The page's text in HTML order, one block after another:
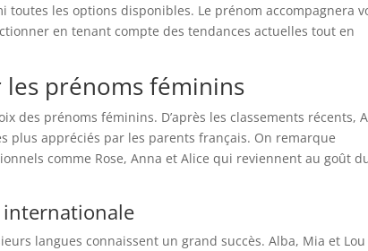
les options disponibles. Le prénom accompagnera
en tenant compte des tendances actuelles tout en
les prénoms féminins
des prénoms féminins. D’après les classements récents,
plus appréciés par les parents français. On remarque
comme Rose, Anna et Alice qui reviennent au goût
internationale
langues connaissent un grand succès. Alba, Mia et Lou